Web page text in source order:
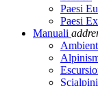
Paesi
Paesi
Manuali add